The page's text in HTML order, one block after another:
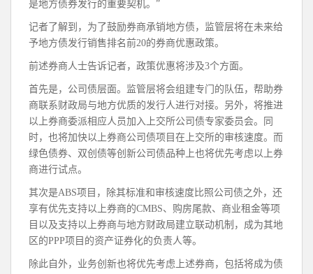
是地方债券发行的重要契机。”
记者了解到，为了鼓励券商承销地方债，监管层将在未来给
予地方债发行销售排名前20的券商优惠政策。
前述券商人士告诉记者，政策优惠将涉及3个方面。
首先是，公司债层面。监管层将会组建专门的队伍，帮助券
商联系财政局与地方优质的发行人进行对接。另外，将推进
以上券商委派相应人员加入上交所公司债专家委员会。同
时，也将加快以上券商公司债项目在上交所的审核速度。而
绿色债券、双创债等创新公司债品种上也将优先考虑以上券
商进行试点。
其次是ABS项目，除其标准和审核速度比照公司债之外，还
享有优先支持以上券商的CMBS、购房尾款、商业租金等项
目以及支持以上券商与地方财政局建立联动机制，成为其地
区的PPP项目的资产证券化的负责人等。
除此自外，业务创新也将优先考虑上述券商，包括将成为债